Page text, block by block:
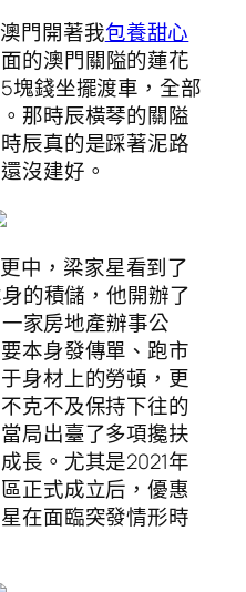
門開著我包養甜心
的澳門關隘的蓮花
塊錢坐擺渡車，全部
那時辰橫琴的關隘
辰真的是踩著泥路
沒建好。
中，梁家星看到了
的積儲，他開辦了
家房地產辦事公
本身發傳單、跑市
身材上的勞頓，更
克不及保持下往的
局出臺了多項攙扶
長。尤其是2021年
正式成立后，優惠
在面臨突發情形時